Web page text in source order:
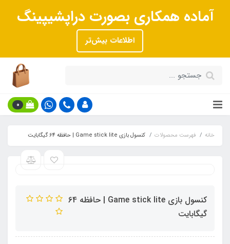
آماده همکاری بصورت دراپشیپینگ
اطلاعات بیش‌تر
0
خانه فهرست محصولات کنسول بازی Game stick lite | حافظه 64 گیگابایت
کنسول بازی Game stick lite | حافظه 64
گیگابایت